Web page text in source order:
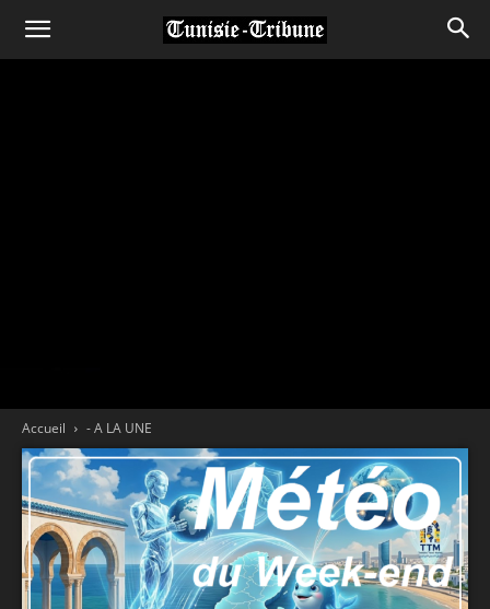
Accueil - A LA UNE